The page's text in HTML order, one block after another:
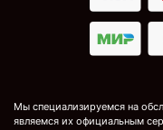
Мы специализируемся на
являемся их официальным